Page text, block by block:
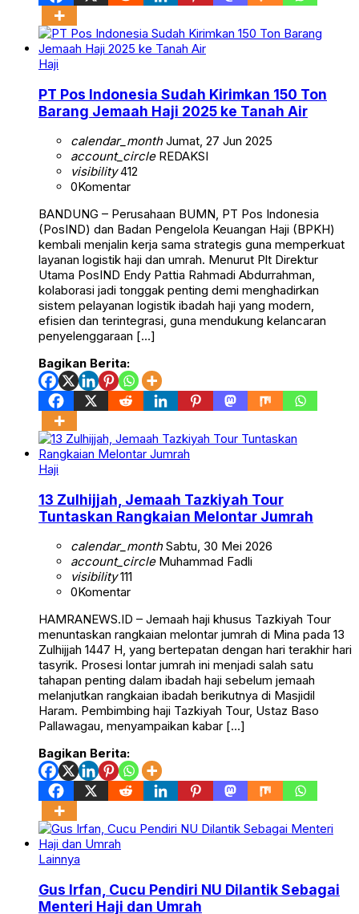
Haji
PT Pos Indonesia Sudah Kirimkan 150 Ton
Barang Jemaah Haji 2025 ke Tanah Air
calendar_monthJumat, 27 Jun 2025
account_circleREDAKSI
visibility412
0Komentar
BANDUNG – Perusahaan BUMN, PT Pos Indonesia
(PosIND) dan Badan Pengelola Keuangan Haji (BPKH)
kembali menjalin kerja sama strategis guna memperkuat
layanan logistik haji dan umrah. Menurut Plt Direktur
Utama PosIND Endy Pattia Rahmadi Abdurrahman,
kolaborasi jadi tonggak penting demi menghadirkan
sistem pelayanan logistik ibadah haji yang modern,
efisien dan terintegrasi, guna mendukung kelancaran
penyelenggaraan […]
Bagikan Berita:
Haji
13 Zulhijjah, Jemaah Tazkiyah Tour
Tuntaskan Rangkaian Melontar Jumrah
calendar_monthSabtu, 30 Mei 2026
account_circleMuhammad Fadli
visibility111
0Komentar
HAMRANEWS.ID – Jemaah haji khusus Tazkiyah Tour
menuntaskan rangkaian melontar jumrah di Mina pada 13
Zulhijjah 1447 H, yang bertepatan dengan hari terakhir hari
tasyrik. Prosesi lontar jumrah ini menjadi salah satu
tahapan penting dalam ibadah haji sebelum jemaah
melanjutkan rangkaian ibadah berikutnya di Masjidil
Haram. Pembimbing haji Tazkiyah Tour, Ustaz Baso
Pallawagau, menyampaikan kabar […]
Bagikan Berita:
Lainnya
Gus Irfan, Cucu Pendiri NU Dilantik Sebagai
Menteri Haji dan Umrah